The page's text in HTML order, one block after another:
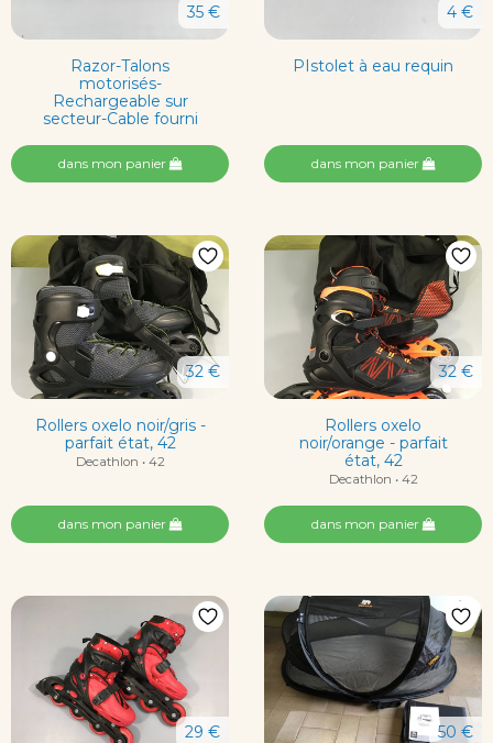
35 €
Razor-Talons
motorisés-
Rechargeable sur
secteur-Cable fourni
dans mon panier
4 €
PIstolet à eau requin
dans mon panier
32 €
Rollers oxelo noir/gris -
parfait état, 42
Decathlon • 42
dans mon panier
32 €
Rollers oxelo
noir/orange - parfait
état, 42
Decathlon • 42
dans mon panier
29 € 50 €